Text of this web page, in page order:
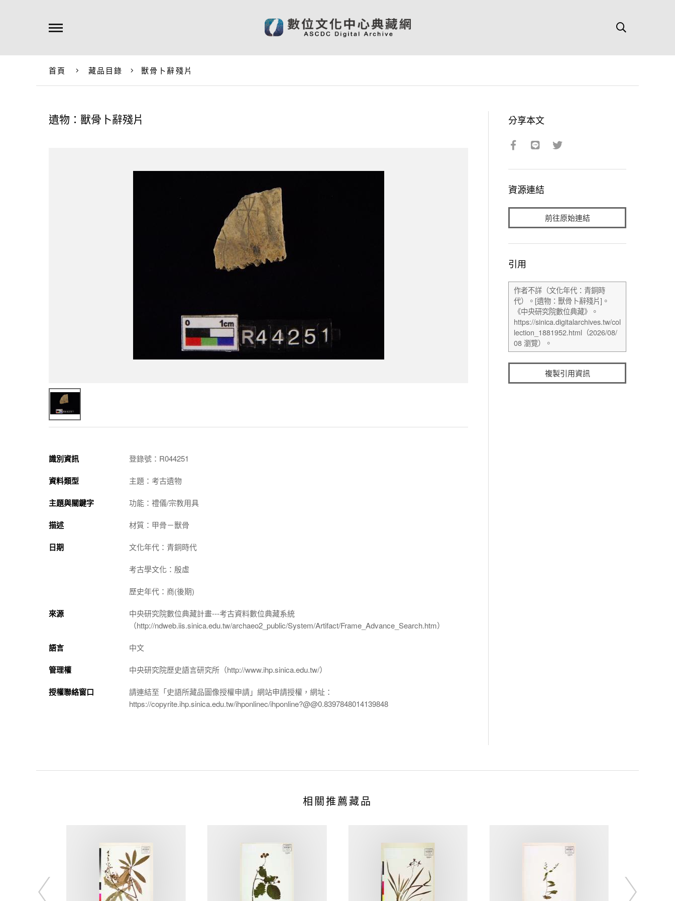
首頁 藏品目錄 獸骨卜辭殘片
遺物：獸骨卜辭殘片
識別資訊 登錄號：R044251
資料類型 主題：考古遺物
主題與關鍵字 功能：禮儀/宗教用具
描述 材質：甲骨－獸骨
日期 文化年代：青銅時代
考古學文化：殷虛
歷史年代：商(後期)
來源
中央研究院數位典藏計畫---考古資料數位典藏系統
（http://ndweb.iis.sinica.edu.tw/archaeo2_public/System/Artifact/Frame_Advance_Search.htm）
語言 中文
管理權 中央研究院歷史語言研究所（http://www.ihp.sinica.edu.tw/）
授權聯絡窗口
請連結至「史語所藏品圖像授權申請」網站申請授權，網址：
https://copyrite.ihp.sinica.edu.tw/ihponlinec/ihponline?@@0.8397848014139848
分享本文
資源連結
前往原始連結
引用
複製引用資訊
相關推薦藏品